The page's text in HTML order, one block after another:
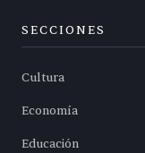
SECCIONES
Cultura
Economía
Educación